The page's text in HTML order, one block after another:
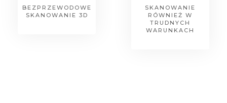
BEZPRZEWODOWE
SKANOWANIE 3D
SKANOWANIE
RÓWNIEŻ W
TRUDNYCH
WARUNKACH